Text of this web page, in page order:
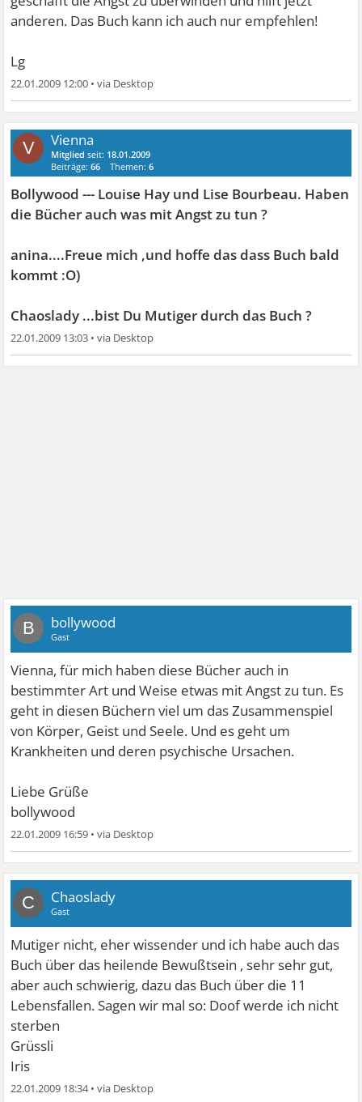
anderen. Das Buch kann ich auch nur empfehlen!
Lg
22.01.2009 12:00 •
V Vienna
Mitglied seit: 18.01.2009
Beiträge:66 Themen:6
Bollywood --- Louise Hay und Lise Bourbeau. Haben
die Bücher auch was mit Angst zu tun ?
anina....Freue mich ,und hoffe das dass Buch bald
kommt :O)
Chaoslady ...bist Du Mutiger durch das Buch ?
22.01.2009 13:03 •
B bollywood
Gast
Vienna, für mich haben diese Bücher auch in
bestimmter Art und Weise etwas mit Angst zu tun. Es
geht in diesen Büchern viel um das Zusammenspiel
von Körper, Geist und Seele. Und es geht um
Krankheiten und deren psychische Ursachen.
Liebe Grüße
bollywood
22.01.2009 16:59 •
C Chaoslady
Gast
Mutiger nicht, eher wissender und ich habe auch das
Buch über das heilende Bewußtsein , sehr sehr gut,
aber auch schwierig, dazu das Buch über die 11
Lebensfallen. Sagen wir mal so: Doof werde ich nicht
sterben
Grüssli
Iris
22.01.2009 18:34•